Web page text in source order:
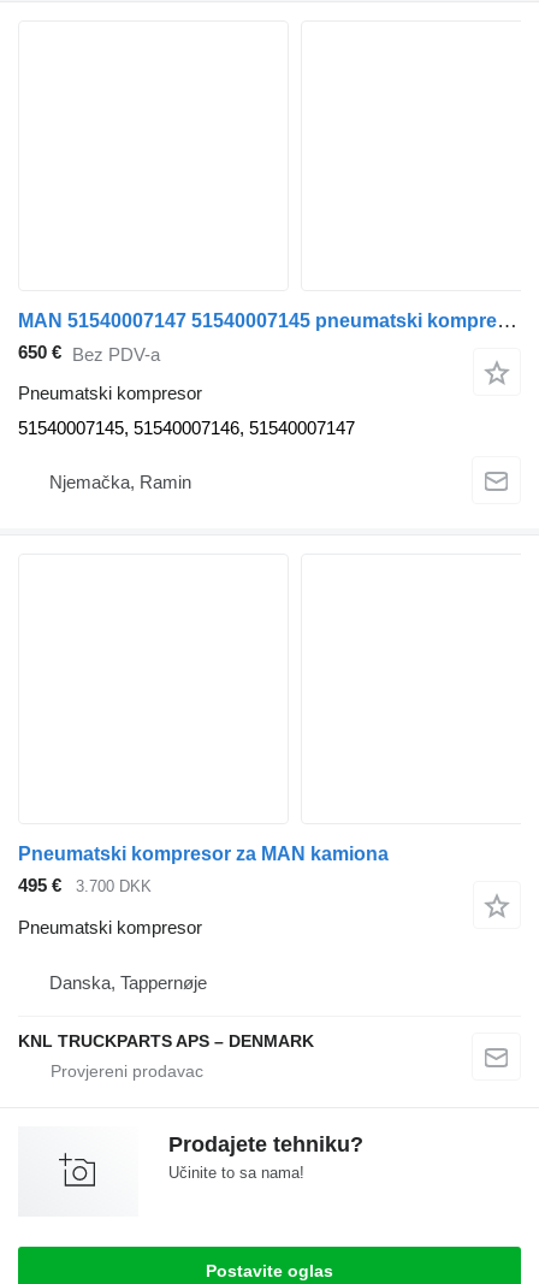
MAN 51540007147 51540007145 pneumatski kompresor za MAN TGA TGX TGS tegljača
650 € Bez PDV-a
Pneumatski kompresor
51540007145, 51540007146, 51540007147
Njemačka, Ramin
Pneumatski kompresor za MAN kamiona
495 €
3.700 DKK
Pneumatski kompresor
Danska, Tappernøje
KNL TRUCKPARTS APS – DENMARK
Prodajete tehniku?
Učinite to sa nama!
Postavite oglas